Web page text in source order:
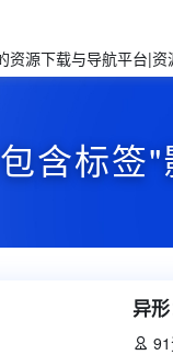
包含标签
异
